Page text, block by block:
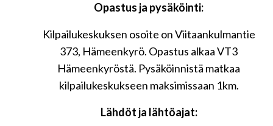
Opastus ja pysäköinti:
Kilpailukeskuksen osoite on Viitaankulmantie
373, Hämeenkyrö. Opastus alkaa VT3
Hämeenkyröstä. Pysäköinnistä matkaa
kilpailukeskukseen maksimissaan 1km.
Lähdöt ja lähtöajat: